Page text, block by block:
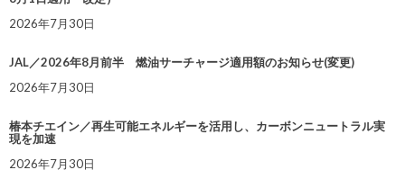
2026年7月30日
JAL／2026年8月前半 燃油サーチャージ適用額のお知らせ(変更)
2026年7月30日
椿本チエイン／再生可能エネルギーを活用し、カーボンニュートラル実
現を加速
2026年7月30日